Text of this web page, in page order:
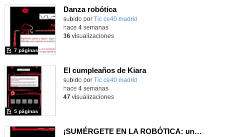
Danza robótica
subido por Tic ce40 madrid
7 páginas
hace 4 semanas
36visualizaciones
El cumpleaños de Kiara
subido por Tic ce40 madrid
5 páginas
hace 4 semanas
47visualizaciones
¡SUMÉRGETE EN LA ROBÓTICA: une los animales marinos!